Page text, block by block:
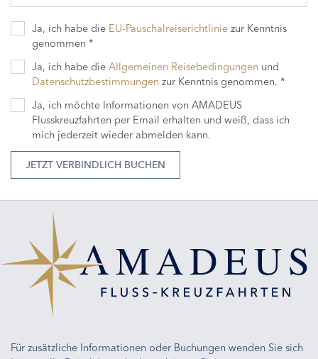
Ja, ich habe die EU-Pauschalreiserichtlinie zur Kenntnis
genommen *
Ja, ich habe die Allgemeinen Reisebedingungen und
Datenschutzbestimmungen zur Kenntnis genommen. *
Ja, ich möchte Informationen von AMADEUS
Flusskreuzfahrten per Email erhalten und weiß, dass ich
mich jederzeit wieder abmelden kann.
JETZT VERBINDLICH BUCHEN
Für zusätzliche Informationen oder Buchungen wenden Sie sich